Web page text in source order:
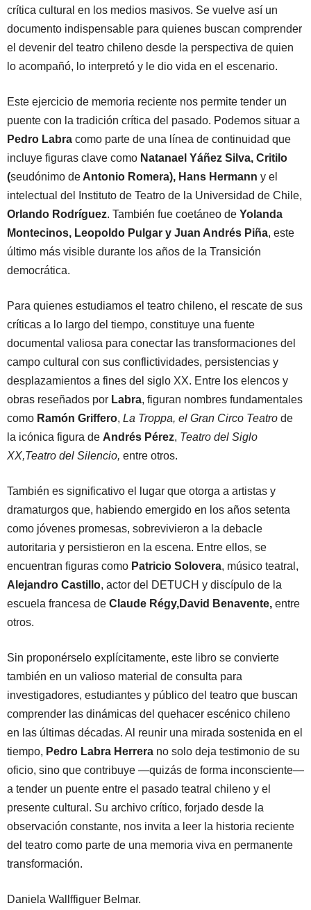
crítica cultural en los medios masivos. Se vuelve así un
documento indispensable para quienes buscan comprender
el devenir del teatro chileno desde la perspectiva de quien
lo acompañó, lo interpretó y le dio vida en el escenario.
Este ejercicio de memoria reciente nos permite tender un
puente con la tradición crítica del pasado. Podemos situar a
Pedro Labra como parte de una línea de continuidad que
incluye figuras clave como Natanael Yáñez Silva, Critilo
(seudónimo de Antonio Romera), Hans Hermann y el
intelectual del Instituto de Teatro de la Universidad de Chile,
Orlando Rodríguez. También fue coetáneo de Yolanda
Montecinos, Leopoldo Pulgar y Juan Andrés Piña, este
último más visible durante los años de la Transición
democrática.
Para quienes estudiamos el teatro chileno, el rescate de sus
críticas a lo largo del tiempo, constituye una fuente
documental valiosa para conectar las transformaciones del
campo cultural con sus conflictividades, persistencias y
desplazamientos a fines del siglo XX. Entre los elencos y
obras reseñados por Labra, figuran nombres fundamentales
como Ramón Griffero, La Troppa, el Gran Circo Teatro de
la icónica figura de Andrés Pérez, Teatro del Siglo
XX,Teatro del Silencio, entre otros.
También es significativo el lugar que otorga a artistas y
dramaturgos que, habiendo emergido en los años setenta
como jóvenes promesas, sobrevivieron a la debacle
autoritaria y persistieron en la escena. Entre ellos, se
encuentran figuras como Patricio Solovera, músico teatral,
Alejandro Castillo, actor del DETUCH y discípulo de la
escuela francesa de Claude Régy,David Benavente, entre
otros.
Sin proponérselo explícitamente, este libro se convierte
también en un valioso material de consulta para
investigadores, estudiantes y público del teatro que buscan
comprender las dinámicas del quehacer escénico chileno
en las últimas décadas. Al reunir una mirada sostenida en el
tiempo, Pedro Labra Herrera no solo deja testimonio de su
oficio, sino que contribuye —quizás de forma inconsciente—
a tender un puente entre el pasado teatral chileno y el
presente cultural. Su archivo crítico, forjado desde la
observación constante, nos invita a leer la historia reciente
del teatro como parte de una memoria viva en permanente
transformación.
Daniela Wallffiguer Belmar.